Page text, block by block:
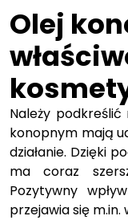
Olej
Należy
konopnym mają
działanie. Dzięki
ma coraz
Pozytywny
przejawia się